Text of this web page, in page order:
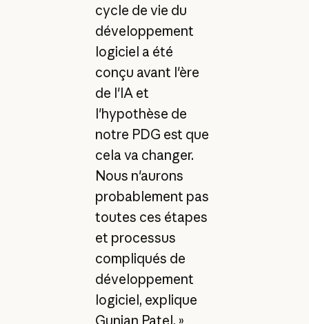
cycle de vie du
développement
logiciel a été
conçu avant l'ère
de l'IA et
l'hypothèse de
notre PDG est que
cela va changer.
Nous n'aurons
probablement pas
toutes ces étapes
et processus
compliqués de
développement
logiciel, explique
Gunjan Patel. »